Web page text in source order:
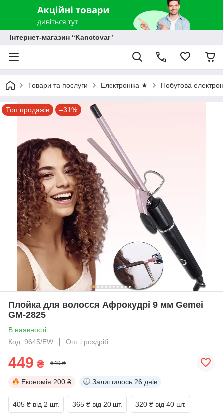
Інтернет-магазин “Kanctovar”
Товари та послуги Електроніка ★ Побутова
Топ продажів –31%
Плойка для волосся Афрокудрі 9 мм Gemei
GM-2825
В наявності
Код: 9645/EW
Опт і роздріб
449 ₴ 649 ₴
Економія 200 ₴ Залишилось 26 днів
405 ₴ від 2 шт. 365 ₴ від 20 шт. 320 ₴ від 40 шт.